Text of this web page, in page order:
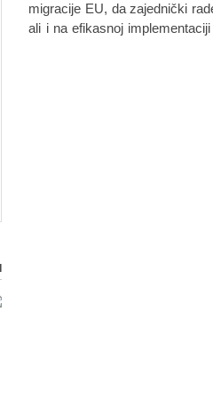
migracije EU, da zajednički
ali i na efikasnoj